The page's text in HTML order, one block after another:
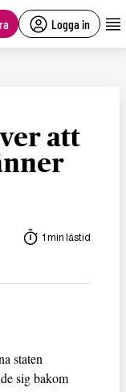
Logga in
att
1 min lästid
staten
sig bakom